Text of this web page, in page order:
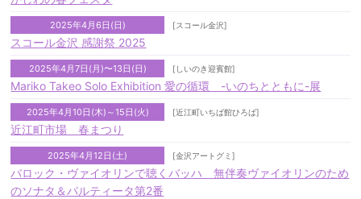
2025年4月6日(日) [スコール金沢]
スコール金沢 感謝祭 2025
2025年4月7日(月)〜13日(日) [しいのき迎賓館]
Mariko Takeo Solo Exhibition 愛の循環 -いのちとともに-展
2025年4月10日(木)～15日(火) [近江町いちば館ひろば]
近江町市場 春まつり
2025年4月12日(土) [金沢アートグミ]
バロック・ヴァイオリンで聴くバッハ 無伴奏ヴァイオリンのため
のソナタ＆パルティータ第2番